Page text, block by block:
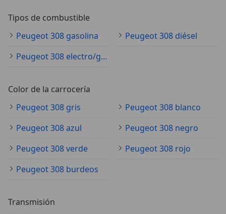
Tipos de combustible
Peugeot 308 gasolina
Peugeot 308 diésel
Peugeot 308 electro/gasolina
Color de la carrocería
Peugeot 308 gris
Peugeot 308 blanco
Peugeot 308 azul
Peugeot 308 negro
Peugeot 308 verde
Peugeot 308 rojo
Peugeot 308 burdeos
Transmisión